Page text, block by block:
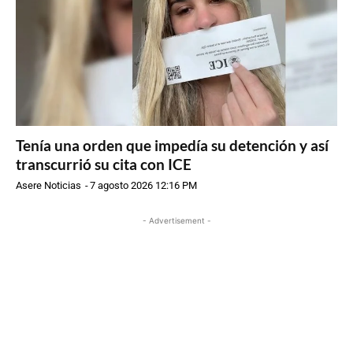
Tenía una orden que impedía su detención y así
transcurrió su cita con ICE
Asere Noticias -7 agosto 2026 12:16 PM
- Advertisement -